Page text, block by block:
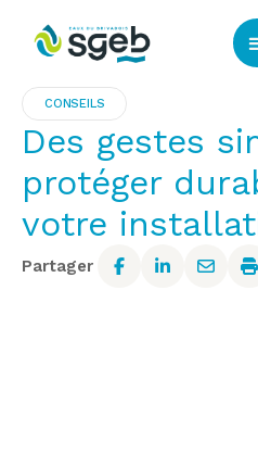
CONSEILS
Des gestes
protéger
votre
Partager